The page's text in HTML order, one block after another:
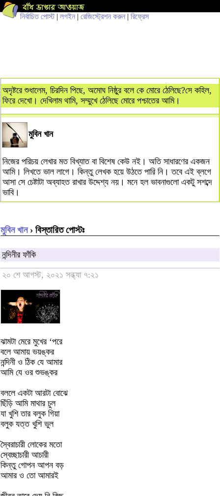
নির্বাচিত পোস্ট| লগইন | রেজিস্ট্রেশন করুন | রিফ্রেস
অদৃষ্টরে শুধালেম, চিরদিন পিছে, অমোঘ নিষ্ঠুর বলে কে মোরে ঠেলিছে?সে কহিল,
ফিরে দেখো। দেখিলাম থামি, সম্মুখে ঠেলিছে মোরে পশ্চাতের আমি।
মুবিন খান
নিজের পরিচয় লেখার মত বিখ্যাত বা বিশেষ কেউ নই। অতি সাধারণের একজন
আমি। লিখতে ভাল লাগে। কিন্তু লেখক হয়ে উঠতে পারি নি। তবে এই ব্লগে
আসা সে চেষ্টাটা অব্যাহত রাখার উদ্দেশ্য নয়। মনে হল ভাবনাগুলো একটু সশব্দে
ভাবি।
মুবিন খান› বিস্তারিত পোস্টঃ
নন্দিনীর ফাঁকি
২০ শে আগস্ট, ২০২১ সন্ধ্যা ৭:২১
ঝামটা মেরে মুখের ‘পরে
বলে আমায় ভয়ঙ্কর
নন্দিনী ও ঠিক যে আমার
আমি যে ওর শুভঙ্কর
বললে একটা আরটা বোঝে
ছিঁড়ি আমি মাথার চুল
যা খুশি তার বলুক গিয়া
বলুক যত্ত খুশি ভুল
স্বৈরাচারী লোকের মতো
স্বেচ্ছাচারী আচারী
কিন্তু গোপন আপন বড়
আমার ও তো আমারই